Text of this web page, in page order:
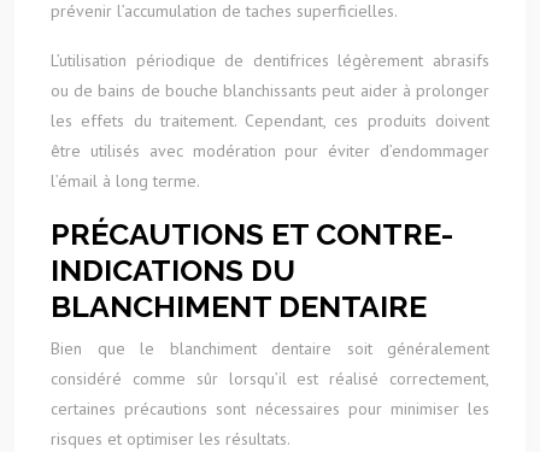
prévenir l’accumulation de taches superficielles.
L’utilisation périodique de dentifrices légèrement abrasifs
ou de bains de bouche blanchissants peut aider à prolonger
les effets du traitement. Cependant, ces produits doivent
être utilisés avec modération pour éviter d’endommager
l’émail à long terme.
PRÉCAUTIONS ET CONTRE-
INDICATIONS DU
BLANCHIMENT DENTAIRE
Bien que le blanchiment dentaire soit généralement
considéré comme sûr lorsqu’il est réalisé correctement,
certaines précautions sont nécessaires pour minimiser les
risques et optimiser les résultats.